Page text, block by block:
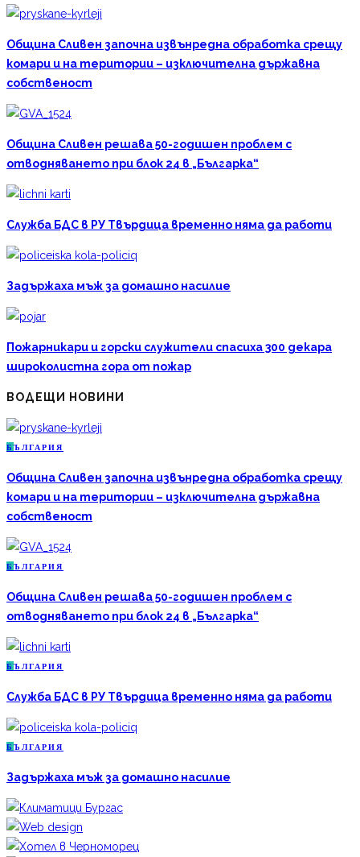
Община Сливен започна извънредна обработка срещу
комари и на територии – изключителна държавна
собственост
Община Сливен решава 50-годишен проблем с
отводняването при блок 24 в „Българка“
Служба БДС в РУ Твърдица временно няма да работи
Задържаха мъж за домашно насилие
Пожарникари и горски служители спасиха 300 декара
широколистна гора от пожар
ВОДЕЩИ НОВИНИ
Б ЪЛГАРИЯ
Община Сливен започна извънредна обработка срещу
комари и на територии – изключителна държавна
собственост
Б ЪЛГАРИЯ
Община Сливен решава 50-годишен проблем с
отводняването при блок 24 в „Българка“
Б ЪЛГАРИЯ
Служба БДС в РУ Твърдица временно няма да работи
Б ЪЛГАРИЯ
Задържаха мъж за домашно насилие